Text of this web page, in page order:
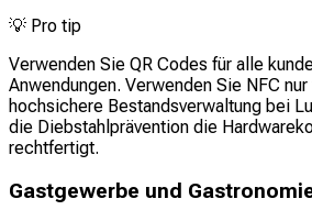
💡 Pro tip
Verwenden Sie QR Codes für alle
Anwendungen. Verwenden Sie NFC
hochsichere Bestandsverwaltung bei
die Diebstahlprävention die
rechtfertigt.
Gastgewerbe und